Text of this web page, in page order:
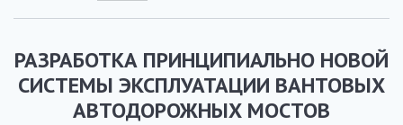
РАЗРАБОТКА ПРИНЦИПИАЛЬНО НОВОЙ
СИСТЕМЫ ЭКСПЛУАТАЦИИ ВАНТОВЫХ
АВТОДОРОЖНЫХ МОСТОВ